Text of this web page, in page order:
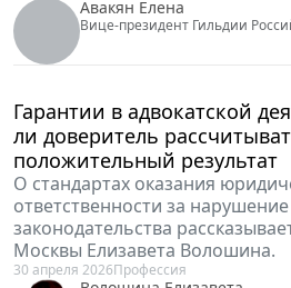
Патент на ПО: зачем и как
патентовать программы и
О том, как получить патент
обеспечение, в какое
документы готовить,
правовым вопросам в 1С-